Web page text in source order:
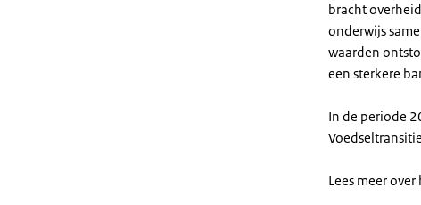
bracht
onderwijs
waarden
een sterkere
In de periode
Lees meer